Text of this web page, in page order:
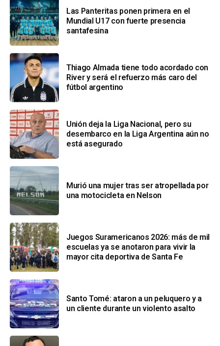
Las Panteritas ponen primera en el
Mundial U17 con fuerte presencia
santafesina
Thiago Almada tiene todo acordado con
River y será el refuerzo más caro del
fútbol argentino
Unión deja la Liga Nacional, pero su
desembarco en la Liga Argentina aún no
está asegurado
Murió una mujer tras ser atropellada por
una motocicleta en Nelson
Juegos Suramericanos 2026: más de mil
escuelas ya se anotaron para vivir la
mayor cita deportiva de Santa Fe
Santo Tomé: ataron a un peluquero y a
un cliente durante un violento asalto